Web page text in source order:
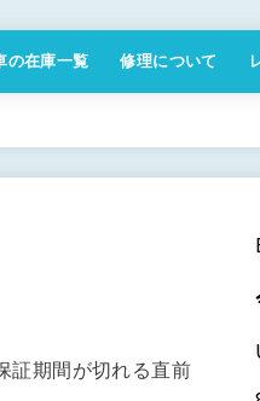
の在庫一覧 修理について
証期間が切れる直前